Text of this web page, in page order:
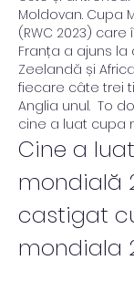
Moldovan. Cupa
(RWC 2023)
Franța a ajuns la
Zeelandă și
fiecare câte trei
Anglia unul.  To
cine a luat cupa
Cine a
mondială
castigat
mondiala